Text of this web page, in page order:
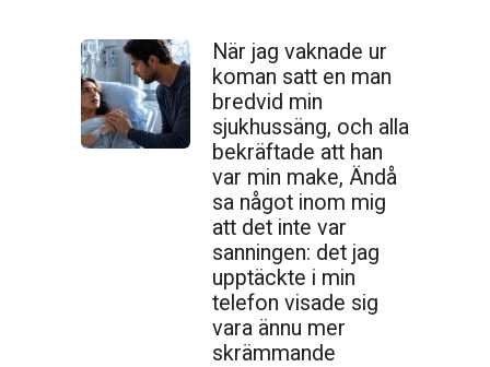
När jag vaknade ur
koman satt en man
bredvid min
sjukhussäng, och alla
bekräftade att han
var min make, Ändå
sa något inom mig
att det inte var
sanningen: det jag
upptäckte i min
telefon visade sig
vara ännu mer
skrämmande